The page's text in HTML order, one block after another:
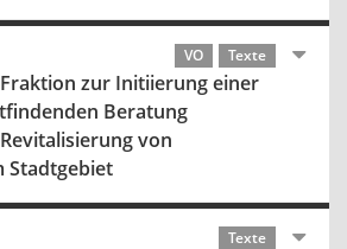
VO Texte
zur Initiierung einer
Beratung
von
Stadtgebiet
Texte